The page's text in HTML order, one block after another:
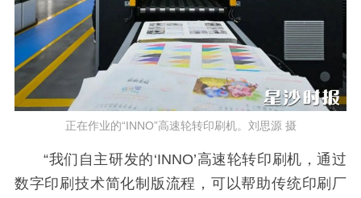
正在作业的“INNO”高速轮转印刷机。刘思源 摄
“我们自主研发的‘INNO’高速轮转印刷机，通过
数字印刷技术简化制版流程，可以帮助传统印刷厂